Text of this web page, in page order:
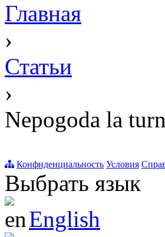
Главная
›
Статьи
›
Nepogoda la
Конфиденциальность Условия
Выбрать язык
English